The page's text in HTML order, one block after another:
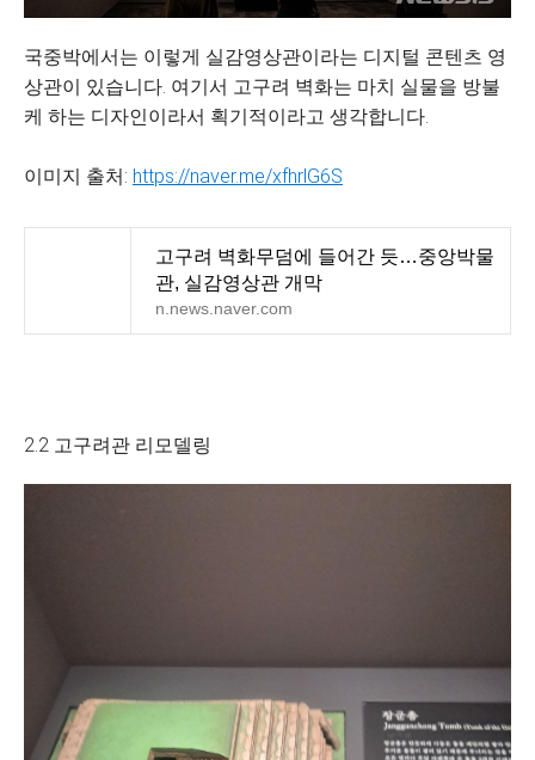
국중박에서는 이렇게 실감영상관이라는 디지털 콘텐츠 영
상관이 있습니다. 여기서 고구려 벽화는 마치 실물을 방불
케 하는 디자인이라서 획기적이라고 생각합니다.
이미지 출처: https://naver.me/xfhrlG6S
고구려 벽화무덤에 들어간 듯…중앙박물
관, 실감영상관 개막
n.news.naver.com
2.2 고구려관 리모델링